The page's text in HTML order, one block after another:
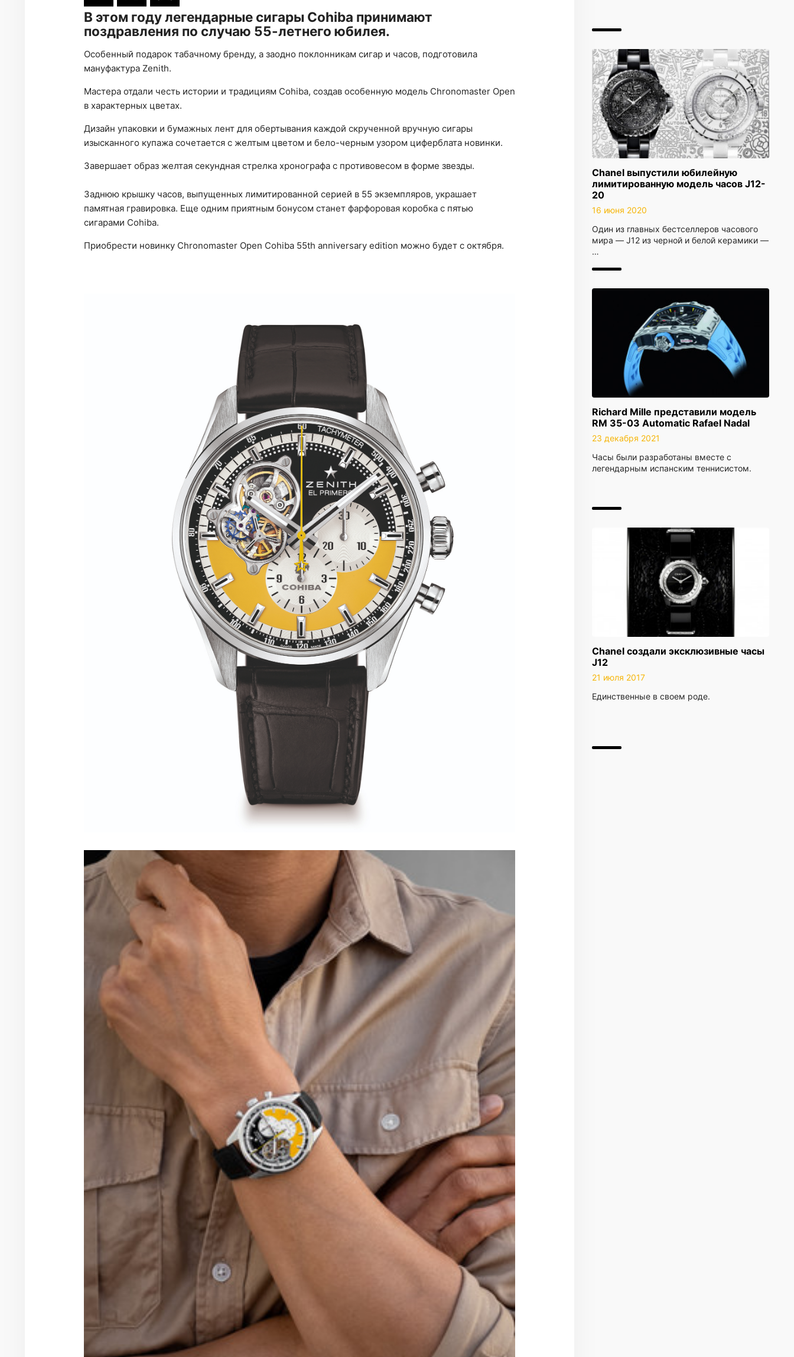
Chanel выпустили юбилейную
лимитированную модель часов J12-
20
16 июня 2020
Один из главных бестселлеров часового
мира — J12 из черной и белой керамики —
…
Richard Mille представили модель
RM 35-03 Automatic Rafael Nadal
23 декабря 2021
Часы были разработаны вместе с
легендарным испанским теннисистом.
Chanel создали эксклюзивные часы
J12
21 июля 2017
Единственные в своем роде.
В этом году легендарные сигары Cohiba принимают
поздравления по случаю 55-летнего юбилея.
Особенный подарок табачному бренду, а заодно поклонникам сигар и часов, подготовила
мануфактура Zenith.
Мастера отдали честь истории и традициям Cohiba, создав особенную модель Chronomaster Open
в характерных цветах.
Дизайн упаковки и бумажных лент для обертывания каждой скрученной вручную сигары
изысканного купажа сочетается с желтым цветом и бело-черным узором циферблата новинки.
Завершает образ желтая секундная стрелка хронографа с противовесом в форме звезды.
Заднюю крышку часов, выпущенных лимитированной серией в 55 экземпляров, украшает
памятная гравировка. Еще одним приятным бонусом станет фарфоровая коробка с пятью
сигарами Cohiba.
Приобрести новинку Chronomaster Open Cohiba 55th anniversary edition можно будет с октября.